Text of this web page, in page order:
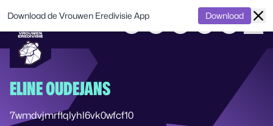
ELINE OUDEJANS
7wmdvjmrflqlyhl6vk0wfcf10
Download de Vrouwen Eredivisie App Download